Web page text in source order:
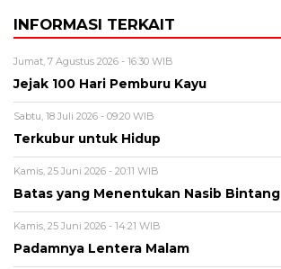
INFORMASI TERKAIT
Jumat, 7 Agustus 2026 - 16:30 WIB
Jejak 100 Hari Pemburu Kayu
Sabtu, 18 Juli 2026 - 09:20 WIB
Terkubur untuk Hidup
Kamis, 25 Juni 2026 - 20:11 WIB
Batas yang Menentukan Nasib Bintang
Kamis, 25 Juni 2026 - 14:21 WIB
Padamnya Lentera Malam